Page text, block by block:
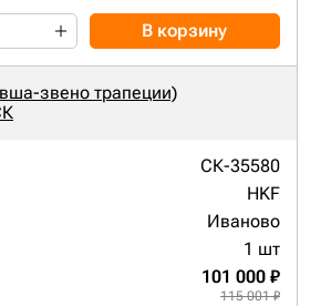
В корзину
звено трапеции)
СК-35580
HKF
Иваново
1 шт
101 000 ₽
115 001 ₽